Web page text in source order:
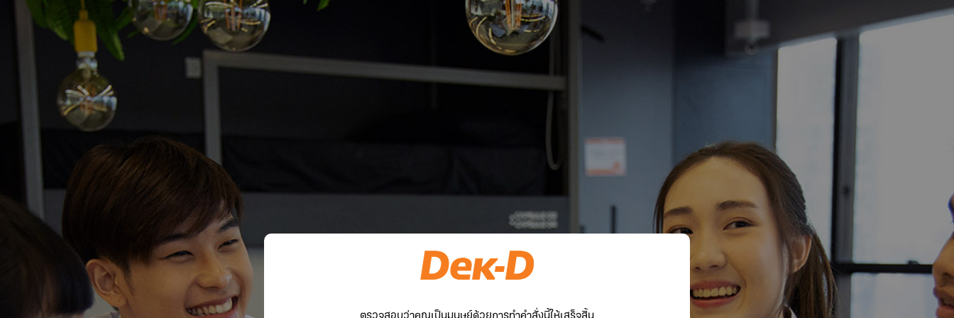
ตรวจสอบว่าคุณเป็นมนุษย์ด้วยการทำคำสั่งนี้ให้เสร็จสิ้น